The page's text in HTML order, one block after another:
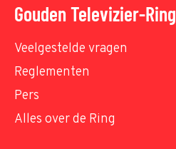
Gouden Televizier-Ring
Veelgestelde vragen
Reglementen
Pers
Alles over de Ring